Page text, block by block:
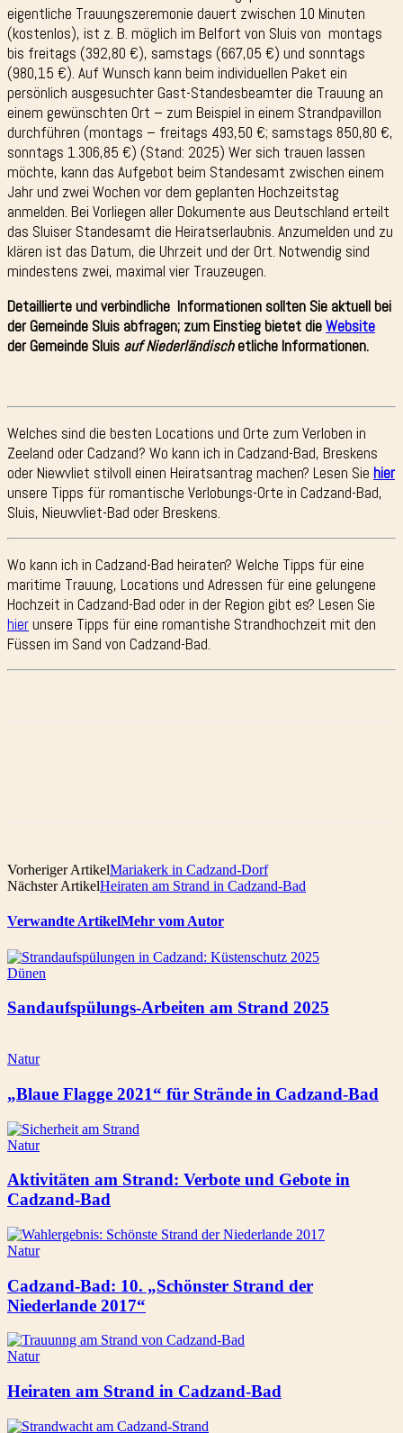
eigentliche Trauungszeremonie dauert zwischen 10 Minuten
(kostenlos), ist z. B. möglich im Belfort von Sluis von montags
bis freitags (392,80 €), samstags (667,05 €) und sonntags
(980,15 €). Auf Wunsch kann beim individuellen Paket ein
persönlich ausgesuchter Gast-Standesbeamter die Trauung an
einem gewünschten Ort – zum Beispiel in einem Strandpavillon
durchführen (montags – freitags 493,50 €; samstags 850,80 €,
sonntags 1.306,85 €) (Stand: 2025) Wer sich trauen lassen
möchte, kann das Aufgebot beim Standesamt zwischen einem
Jahr und zwei Wochen vor dem geplanten Hochzeitstag
anmelden. Bei Vorliegen aller Dokumente aus Deutschland erteilt
das Sluiser Standesamt die Heiratserlaubnis. Anzumelden und zu
klären ist das Datum, die Uhrzeit und der Ort. Notwendig sind
mindestens zwei, maximal vier Trauzeugen.
Detaillierte und verbindliche Informationen sollten Sie aktuell bei
der Gemeinde Sluis abfragen; zum Einstieg bietet dieWebsite
der Gemeinde Sluis auf Niederländischetliche Informationen.
Welches sind die besten Locations und Orte zum Verloben in
Zeeland oder Cadzand? Wo kann ich in Cadzand-Bad, Breskens
oder Niewvliet stilvoll einen Heiratsantrag machen? Lesen Sie hier
unsere Tipps für romantische Verlobungs-Orte in Cadzand-Bad,
Sluis, Nieuwvliet-Bad oder Breskens.
Wo kann ich in Cadzand-Bad heiraten? Welche Tipps für eine
maritime Trauung, Locations und Adressen für eine gelungene
Hochzeit in Cadzand-Bad oder in der Region gibt es? Lesen Sie
hierunsere Tipps für eine romantishe Strandhochzeit mit den
Füssen im Sand von Cadzand-Bad.
Vorheriger ArtikelMariakerk in Cadzand-Dorf
Nächster ArtikelHeiraten am Strand in Cadzand-Bad
Verwandte ArtikelMehr vom Autor
Dünen
Sandaufspülungs-Arbeiten am Strand 2025
Natur
„Blaue Flagge 2021“ für Strände in Cadzand-Bad
Natur
Aktivitäten am Strand: Verbote und Gebote in
Cadzand-Bad
Natur
Cadzand-Bad: 10. „Schönster Strand der
Niederlande 2017“
Natur
Heiraten am Strand in Cadzand-Bad